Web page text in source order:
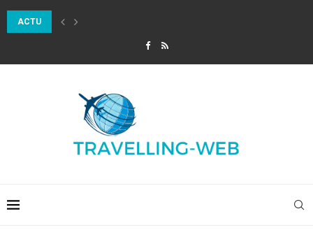
ACTU
QUEL ROAD TRIP THERMAL PLANQUER POUR UN WEEK-END PROLONGÉ